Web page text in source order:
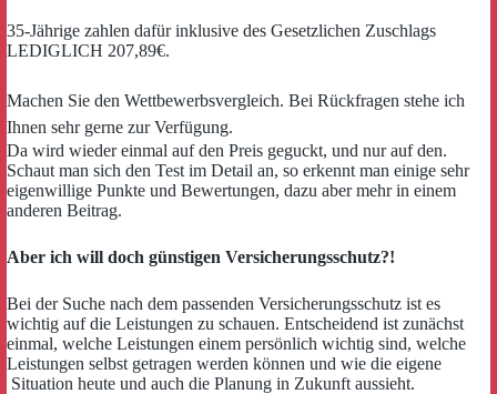
35-Jährige zahlen dafür inklusive des Gesetzlichen Zuschlags
LEDIGLICH 207,89€.
Machen Sie den Wettbewerbsvergleich. Bei Rückfragen stehe ich
Ihnen sehr gerne zur Verfügung.
Da wird wieder einmal auf den Preis geguckt, und nur auf den.
Schaut man sich den Test im Detail an, so erkennt man einige sehr
eigenwillige Punkte und Bewertungen, dazu aber mehr in einem
anderen Beitrag.
Aber ich will doch günstigen Versicherungsschutz?!
Bei der Suche nach dem passenden Versicherungsschutz ist es
wichtig auf die Leistungen zu schauen. Entscheidend ist zunächst
einmal, welche Leistungen einem persönlich wichtig sind, welche
Leistungen selbst getragen werden können und wie die eigene
Situation heute und auch die Planung in Zukunft aussieht.